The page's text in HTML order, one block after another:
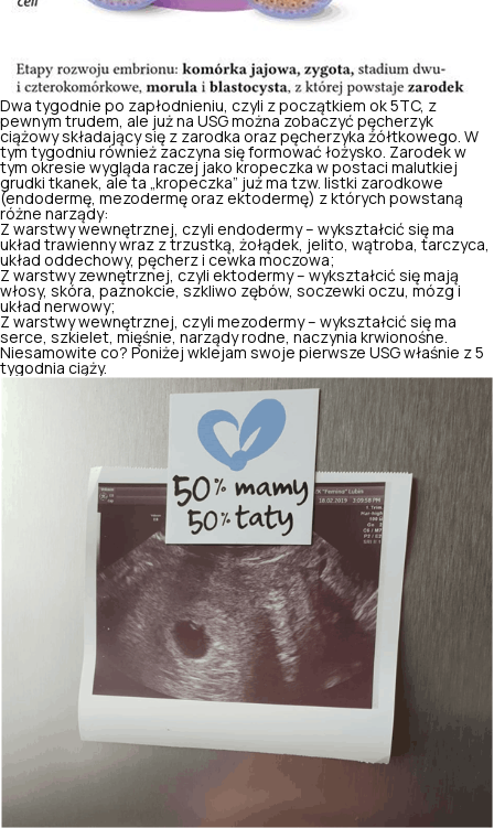
Dwa tygodnie po zapłodnieniu, czyli z początkiem ok 5TC, z
pewnym trudem, ale już na USG można zobaczyć pęcherzyk
ciążowy składający się z zarodka oraz pęcherzyka żółtkowego. W
tym tygodniu również zaczyna się formować łożysko. Zarodek w
tym okresie wygląda raczej jako kropeczka w postaci malutkiej
grudki tkanek, ale ta „kropeczka” już ma tzw. listki zarodkowe
(endodermę, mezodermę oraz ektodermę) z których powstaną
różne narządy:
Z warstwy wewnętrznej, czyli endodermy – wykształcić się ma
układ trawienny wraz z trzustką, żołądek, jelito, wątroba, tarczyca,
układ oddechowy, pęcherz i cewka moczowa;
Z warstwy zewnętrznej, czyli ektodermy – wykształcić się mają
włosy, skóra, paznokcie, szkliwo zębów, soczewki oczu, mózg i
układ nerwowy;
Z warstwy wewnętrznej, czyli mezodermy – wykształcić się ma
serce, szkielet, mięśnie, narządy rodne, naczynia krwionośne.
Niesamowite co? Poniżej wklejam swoje pierwsze USG właśnie z 5
tygodnia ciąży.